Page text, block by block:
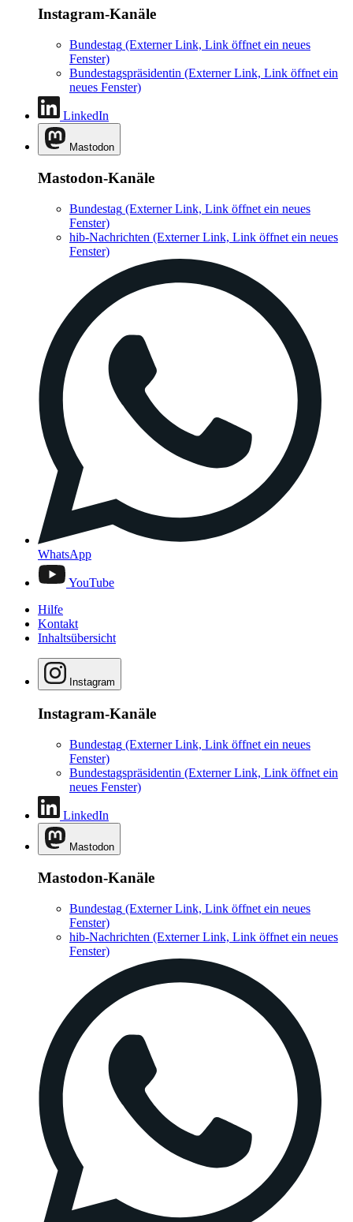
Instagram-Kanäle
Bundestag (Externer Link, Link öffnet ein neues
Fenster)
Bundestagspräsidentin (Externer Link, Link öffnet ein
neues Fenster)
LinkedIn
Mastodon
Mastodon-Kanäle
Bundestag (Externer Link, Link öffnet ein neues
Fenster)
hib-Nachrichten (Externer Link, Link öffnet ein neues
Fenster)
WhatsApp
YouTube
Hilfe
Kontakt
Inhaltsübersicht
Instagram
Instagram-Kanäle
Bundestag (Externer Link, Link öffnet ein neues
Fenster)
Bundestagspräsidentin (Externer Link, Link öffnet ein
neues Fenster)
LinkedIn
Mastodon
Mastodon-Kanäle
Bundestag (Externer Link, Link öffnet ein neues
Fenster)
hib-Nachrichten (Externer Link, Link öffnet ein neues
Fenster)